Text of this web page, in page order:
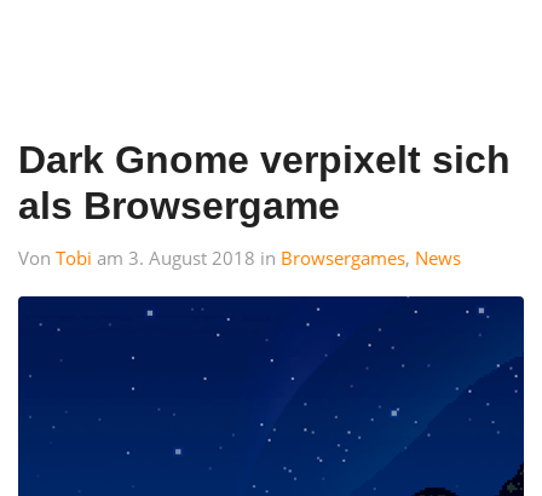
Dark Gnome verpixelt sich
als Browsergame
Von Tobi am 3. August 2018 in Browsergames, News